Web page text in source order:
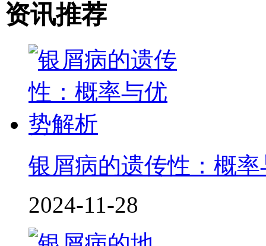
资讯推荐
银屑病的遗传性：概
2024-11-28